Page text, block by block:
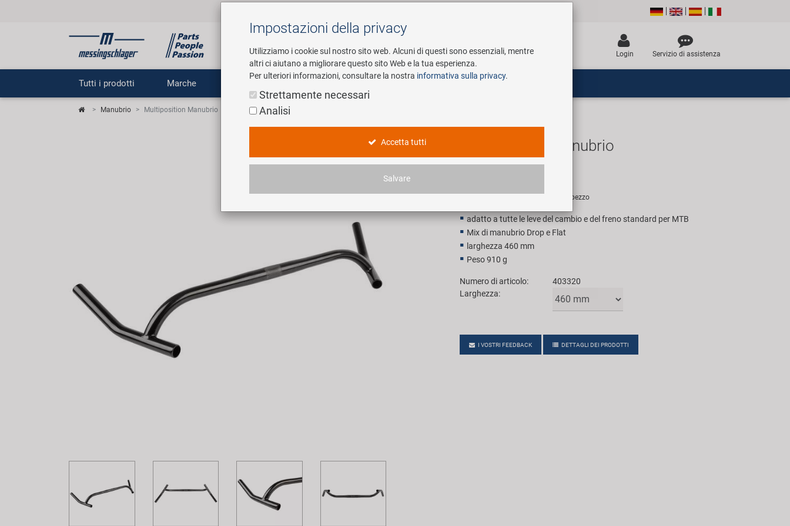
Cerca
Login Servizio di assistenza
Tutti i prodotti Marche E-Mobility
Manubrio Multiposition Manubrio
Multiposition Manubrio
Prezzo di vendita consigliato per 1 pezzo
adatto a tutte le leve del cambio e del freno standard per MTB
Mix di manubrio Drop e Flat
larghezza 460 mm
Peso 910 g
Numero di articolo:
403320
Larghezza:
I VOSTRI FEEDBACK DETTAGLI DEI PRODOTTI
Impostazioni della privacy
Utilizziamo i cookie sul nostro sito web. Alcuni di questi sono essenziali, mentre
altri ci aiutano a migliorare questo sito Web e la tua esperienza.
Per ulteriori informazioni, consultare la nostra informativa sulla privacy.
Strettamente necessari
Analisi
Accetta tutti
Salvare